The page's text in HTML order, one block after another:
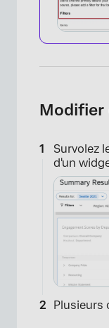
Modifier
Survolez
d'un
Plusieurs